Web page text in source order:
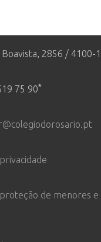
Boavista, 2856 / 4100-
75 90*
de menores e